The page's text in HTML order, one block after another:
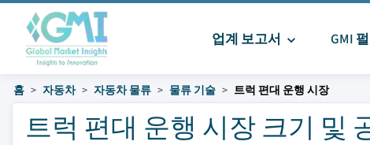
업계 보고서 GMI
홈 자동차 자동차 물류 물류 기술 트럭 편대 운행 시장
트럭 편대 운행 시장 크기 및